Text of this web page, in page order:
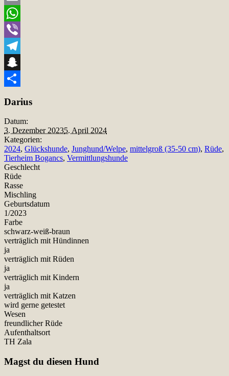
Email
WhatsApp
Viber
Telegram
Snapchat
Darius
Datum:
3. Dezember 20235. April 2024
Kategorien:
2024, Glückshunde, Junghund/Welpe, mittelgroß (35-50 cm), Rüde,
Tierheim Bogancs, Vermittlungshunde
Geschlecht
Rüde
Rasse
Mischling
Geburtsdatum
1/2023
Farbe
schwarz-weiß-braun
verträglich mit Hündinnen
ja
verträglich mit Rüden
ja
verträglich mit Kindern
ja
verträglich mit Katzen
wird gerne getestet
Wesen
freundlicher Rüde
Aufenthaltsort
TH Zala
Magst du diesen Hund